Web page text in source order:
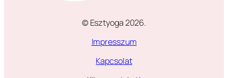
© Esztyoga 2026.
Impresszum
Kapcsolat